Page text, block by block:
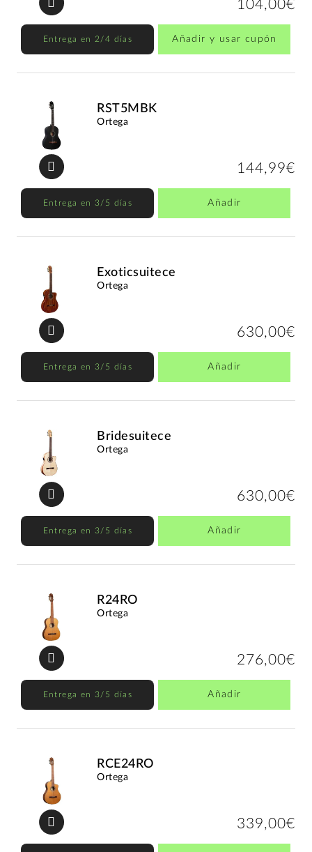
104,00€
Entrega en 2/4 días Añadir y usar cupón
RST5MBK
Ortega
144,99€
Entrega en 3/5 días Añadir
Exoticsuitece
Ortega
630,00€
Entrega en 3/5 días Añadir
Bridesuitece
Ortega
630,00€
Entrega en 3/5 días Añadir
R24RO
Ortega
276,00€
Entrega en 3/5 días Añadir
RCE24RO
Ortega
339,00€